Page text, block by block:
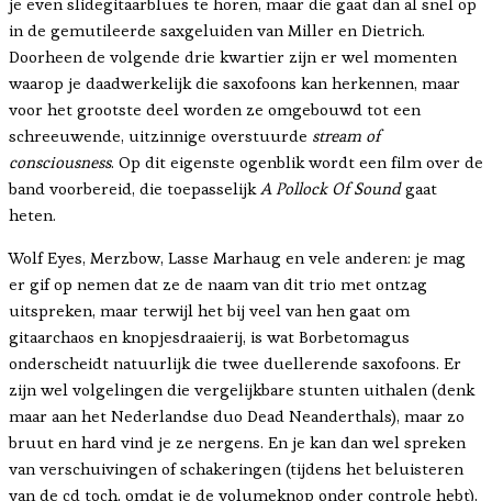
in de gemutileerde saxgeluiden van Miller en Dietrich.
Doorheen de volgende drie kwartier zijn er wel momenten
waarop je daadwerkelijk die saxofoons kan herkennen, maar
voor het grootste deel worden ze omgebouwd tot een
schreeuwende, uitzinnige overstuurde stream of
consciousness. Op dit eigenste ogenblik wordt een film over de
band voorbereid, die toepasselijk A Pollock Of Soundgaat
heten.
Wolf Eyes, Merzbow, Lasse Marhaug en vele anderen: je mag
er gif op nemen dat ze de naam van dit trio met ontzag
uitspreken, maar terwijl het bij veel van hen gaat om
gitaarchaos en knopjesdraaierij, is wat Borbetomagus
onderscheidt natuurlijk die twee duellerende saxofoons. Er
zijn wel volgelingen die vergelijkbare stunten uithalen (denk
maar aan het Nederlandse duo Dead Neanderthals), maar zo
bruut en hard vind je ze nergens. En je kan dan wel spreken
van verschuivingen of schakeringen (tijdens het beluisteren
van de cd toch, omdat je de volumeknop onder controle hebt),